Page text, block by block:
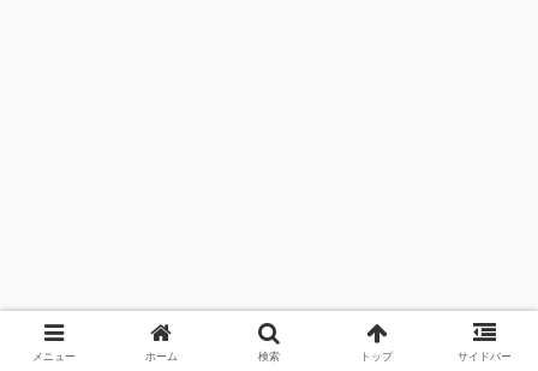
メニュー ホーム 検索 トップ サイドバー